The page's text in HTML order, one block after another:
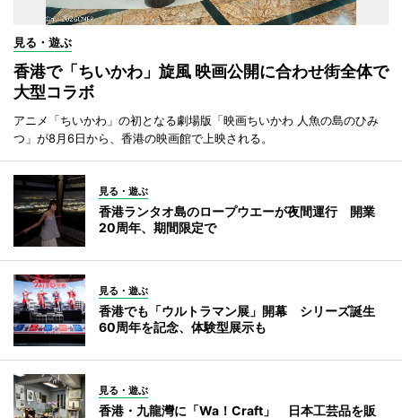
見る・遊ぶ
香港で「ちいかわ」旋風 映画公開に合わせ街全体で
大型コラボ
アニメ「ちいかわ」の初となる劇場版「映画ちいかわ 人魚の島のひみ
つ」が8月6日から、香港の映画館で上映される。
見る・遊ぶ
香港ランタオ島のロープウエーが夜間運行 開業
20周年、期間限定で
見る・遊ぶ
香港でも「ウルトラマン展」開幕 シリーズ誕生
60周年を記念、体験型展示も
見る・遊ぶ
香港・九龍灣に「Wa！Craft」 日本工芸品を販